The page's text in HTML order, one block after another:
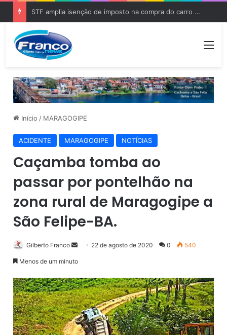
STF amplia isenção de imposto na compra do carro zero para PCD e pessoas com autismo
Início / MARAGOGIPE
ACIDENTE MARAGOGIPE NOTÍCIAS
Caçamba tomba ao
passar por pontelhão na
zona rural de Maragogipe a
São Felipe-BA.
Gilberto Franco
d
e
u
m
e
22 de agosto de 2020 0 540
Menos de um minuto